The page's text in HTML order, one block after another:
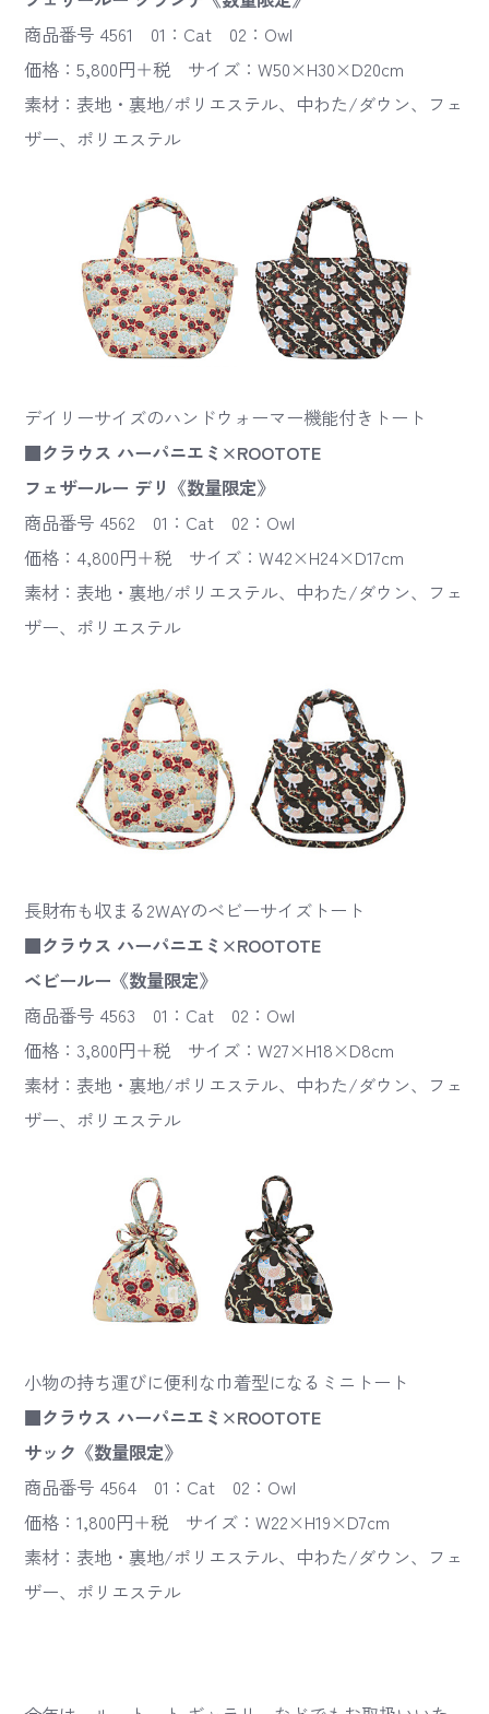
商品番号 4561 01：Cat 02：Owl
価格：5,800円＋税 サイズ：W50×H30×D20cm
素材：表地・裏地/ポリエステル、中わた/ダウン、フェ
ザー、ポリエステル
デイリーサイズのハンドウォーマー機能付きトート
■クラウス ハーパニエミ×ROOTOTE
フェザールー デリ《数量限定》
商品番号 4562 01：Cat 02：Owl
価格：4,800円＋税 サイズ：W42×H24×D17cm
素材：表地・裏地/ポリエステル、中わた/ダウン、フェ
ザー、ポリエステル
長財布も収まる2WAYのベビーサイズトート
■クラウス ハーパニエミ×ROOTOTE
ベビールー《数量限定》
商品番号 4563 01：Cat 02：Owl
価格：3,800円＋税 サイズ：W27×H18×D8cm
素材：表地・裏地/ポリエステル、中わた/ダウン、フェ
ザー、ポリエステル
小物の持ち運びに便利な巾着型になるミニトート
■クラウス ハーパニエミ×ROOTOTE
サック《数量限定》
商品番号 4564 01：Cat 02：Owl
価格：1,800円＋税 サイズ：W22×H19×D7cm
素材：表地・裏地/ポリエステル、中わた/ダウン、フェ
ザー、ポリエステル